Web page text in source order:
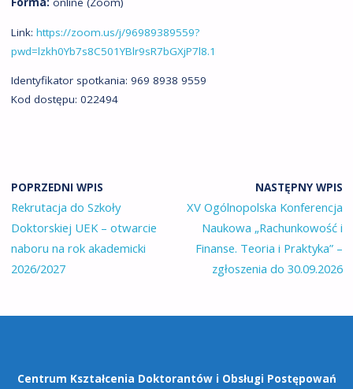
Link: https://zoom.us/j/96989389559?
pwd=lzkh0Yb7s8C501YBlr9sR7bGXjP7l8.1
Identyfikator spotkania: 969 8938 9559
Kod dostępu: 022494
POPRZEDNI WPIS
Rekrutacja do Szkoły
Doktorskiej UEK – otwarcie
naboru na rok akademicki
2026/2027
NASTĘPNY WPIS
XV Ogólnopolska Konferencja
Naukowa „Rachunkowość i
Finanse. Teoria i Praktyka” –
zgłoszenia do 30.09.2026
Centrum Kształcenia Doktorantów i Obsługi Postępowań